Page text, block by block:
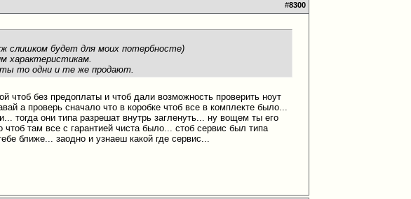
#8300
слишком будет для моих потербносте)
характеристикам.
то одни и те же продают.
чтоб без предоплаты и чтоб дали возможность проверить ноут
а проверь сначало что в коробке чтоб все в комплекте было...
тогда они типа разрешат внутрь загленуть... ну вощем ты его
там все с гарантией чиста было... стоб сервис был типа
ближе... заодно и узнаеш какой где сервис...